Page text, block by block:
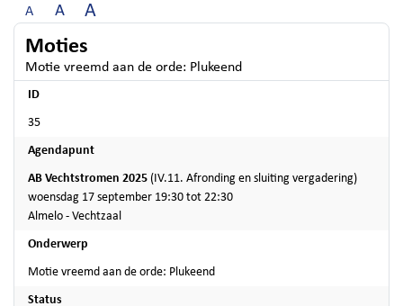
A A A
Moties
Motie vreemd aan de orde: Plukeend
ID
35
Agendapunt
AB Vechtstromen 2025 (IV.11. Afronding en sluiting vergadering)
woensdag 17 september 19:30 tot 22:30
Almelo - Vechtzaal
Onderwerp
Motie vreemd aan de orde: Plukeend
Status